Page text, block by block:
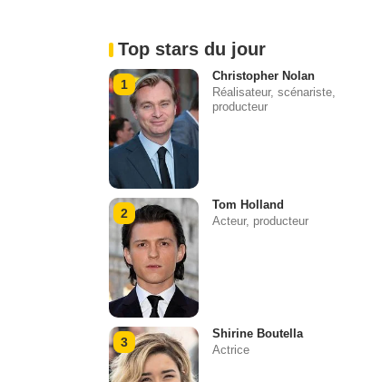
Top stars du jour
1
Christopher Nolan
Réalisateur, scénariste,
producteur
2
Tom Holland
Acteur, producteur
3
Shirine Boutella
Actrice